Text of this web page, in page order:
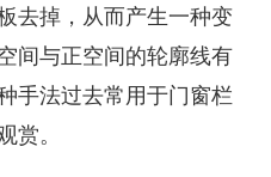
去掉，从而产生一种变
间与正空间的轮廓线有
手法过去常用于门窗栏
赏。